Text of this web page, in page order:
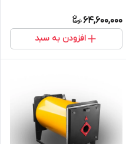
64,600,000
افزودن به سبد